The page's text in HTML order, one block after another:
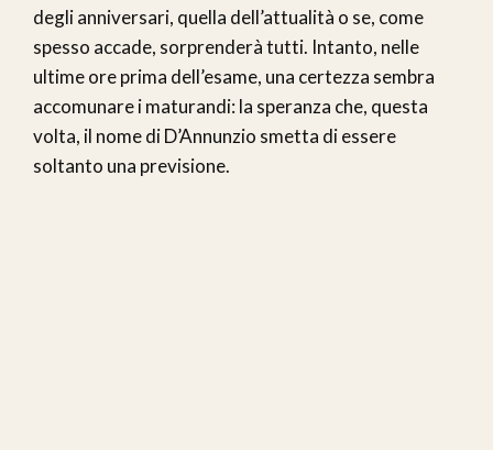
degli anniversari, quella dell’attualità o se, come
spesso accade, sorprenderà tutti. Intanto, nelle
ultime ore prima dell’esame, una certezza sembra
accomunare i maturandi: la speranza che, questa
volta, il nome di D’Annunzio smetta di essere
soltanto una previsione.